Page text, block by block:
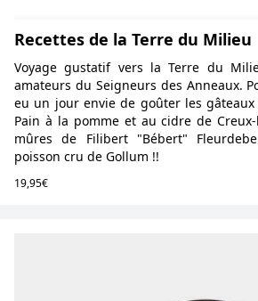
Recettes de la Terre du Milieu
Voyage gustatif vers la Terre du
amateurs du Seigneurs des Anneaux.
eu un jour envie de goûter les
Pain à la pomme et au cidre de
mûres de Filibert "Bébert"
poisson cru de Gollum !!
19,95€